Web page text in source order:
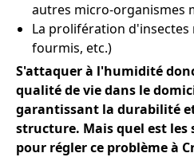
autres micro-organismes
La prolifération d'insectes
fourmis, etc.)
S'attaquer à l'humidité
qualité de vie dans le
garantissant la durabilité
structure. Mais quel est les
pour régler ce problème à